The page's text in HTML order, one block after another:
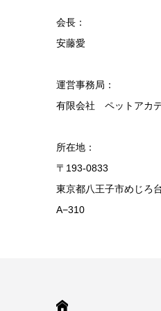
会長：
安藤愛
運営事務局：
有限会社 ペットアカ
所在地：
〒193-0833
東京都八王子市めじろ
A−310